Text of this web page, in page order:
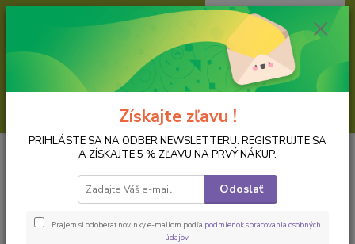
ks
za 0,00 EUR
Hotové výrobky - Hand made dekorácie
Ozdobný lopárik vo
Ozdobný lopárik vo vidieckom
štýle
Získajte zľavu !
PRIHLÁSTE SA NA ODBER NEWSLETTERU. REGISTRUJTE SA
A ZÍSKAJTE 5 % ZĽAVU NA PRVÝ NÁKUP.
Odoslať
Prajem si odoberať novinky e-mailom podľa podmienok spracovania osobných
údajov.